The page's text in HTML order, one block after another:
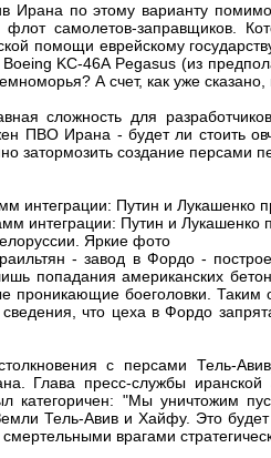
Ирана по этому варианту
самолетов-заправщиков.
помощи еврейскому
KC-46A Pegasus (из
А счет, как уже
сложность для
ПВО Ирана - будет ли стоить
затормозить создание
интеграции: Путин и Лукашенко
интеграции: Путин и Лукашенко
Яркие фото
- завод в Фордо -
попадания американских
боеголовки. Таким
что цеха в Фордо
с персами Тель-
Глава пресс-службы
категоричен: "Мы уничтожим
Тель-Авив и Хайфу. Это
врагами